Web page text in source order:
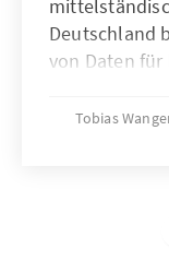
Deutschland
von Daten
die
diesem
Tobias